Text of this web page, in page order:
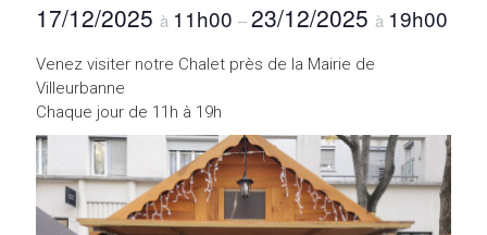
17/12/2025 à 11h00– 23/12/2025 à 19h00
Venez visiter notre Chalet près de la Mairie de
Villeurbanne
Chaque jour de 11h à 19h